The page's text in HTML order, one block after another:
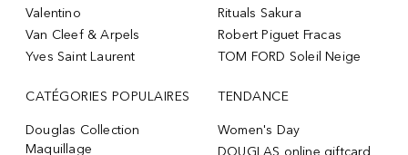
Valentino
Van Cleef & Arpels
Yves Saint Laurent
Rituals Sakura
Robert Piguet Fracas
TOM FORD Soleil Neige
CATÉGORIES POPULAIRES
Douglas Collection
Maquillage
TENDANCE
Women's Day
DOUGLAS online giftcard